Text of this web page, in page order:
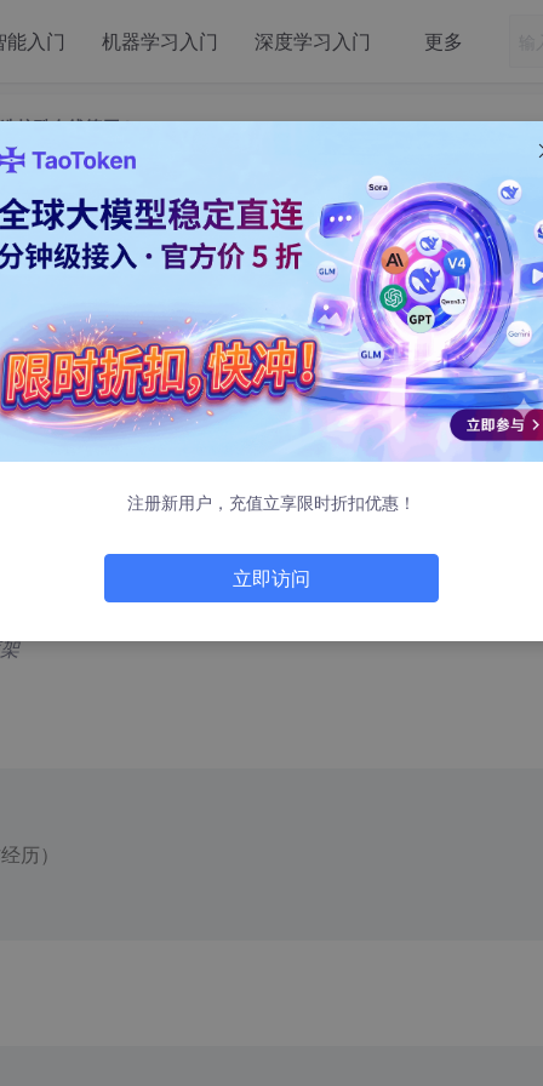
能入门 机器学习入门 深度学习入门 更多
炫酷在线简历！
DeepSeek打造炫酷在线简历！
开发。
目
历）
注册新用户，充值立享限时折扣优惠！
立即访问